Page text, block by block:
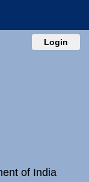
Login
of India